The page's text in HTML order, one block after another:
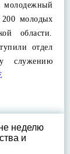
молодых
области.
отдел
служению
неделю
и